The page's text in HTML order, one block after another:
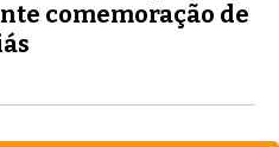
comemoração de